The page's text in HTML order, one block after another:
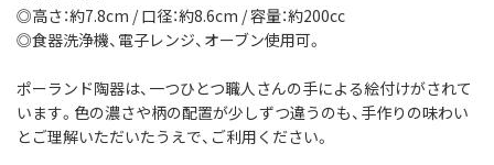
◎高さ：約7.8cm / 口径：約8.6cm / 容量：約200cc
◎食器洗浄機、電子レンジ、オーブン使用可。
ポーランド陶器は、一つひとつ職人さんの手による絵付けがされて
います。色の濃さや柄の配置が少しずつ違うのも、手作りの味わい
とご理解いただいたうえで、ご利用ください。